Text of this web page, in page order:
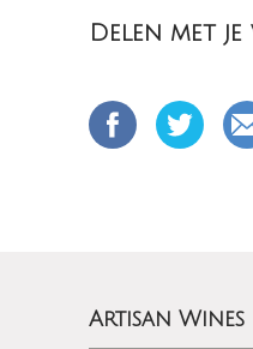
Delen met
Artisan Wines